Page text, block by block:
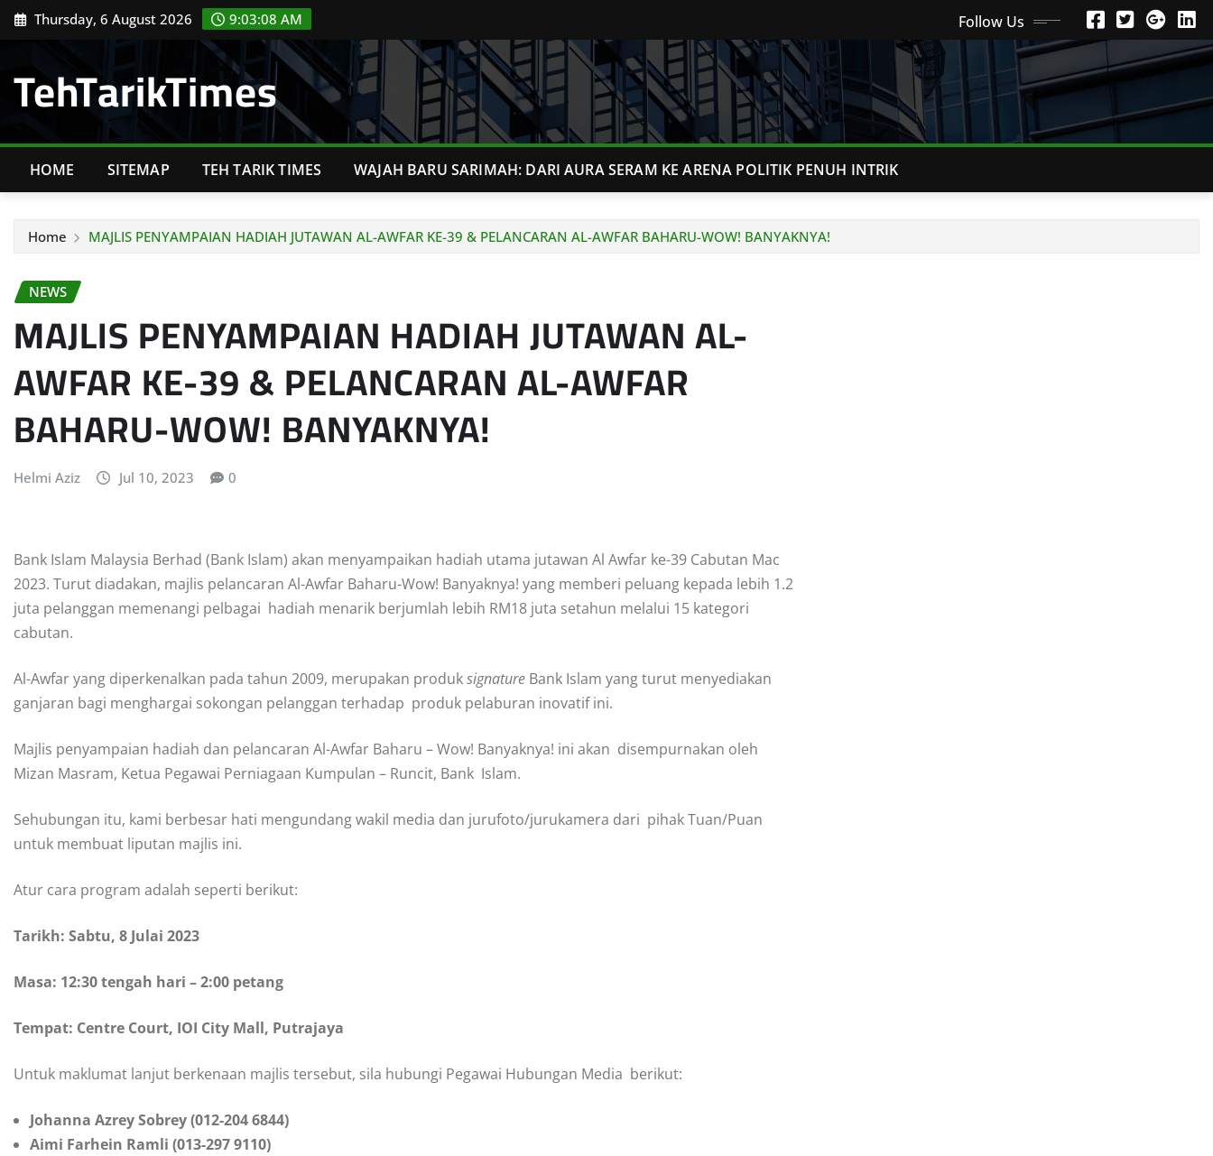
Skip Thursday, 6 August 2026 9:03:09 AM Follow Us
TehTarikTimes
HOME SITEMAP TEH TARIK TIMES WAJAH BARU SARIMAH: DARI AURA SERAM KE ARENA POLITIK PENUH INTRIK
Home MAJLIS PENYAMPAIAN HADIAH JUTAWAN AL-AWFAR KE-39 & PELANCARAN AL-AWFAR BAHARU-WOW! BANYAKNYA!
NEWS
MAJLIS PENYAMPAIAN HADIAH JUTAWAN AL-
AWFAR KE-39 & PELANCARAN AL-AWFAR
BAHARU-WOW! BANYAKNYA!
Helmi Aziz Jul 10, 2023 0
Bank Islam Malaysia Berhad (Bank Islam) akan menyampaikan hadiah utama jutawan Al Awfar ke-39 Cabutan Mac
2023. Turut diadakan, majlis pelancaran Al-Awfar Baharu-Wow! Banyaknya! yang memberi peluang kepada lebih 1.2
juta pelanggan memenangi pelbagai hadiah menarik berjumlah lebih RM18 juta setahun melalui 15 kategori
cabutan.
Al-Awfar yang diperkenalkan pada tahun 2009, merupakan produksignature Bank Islam yang turut menyediakan
ganjaran bagi menghargai sokongan pelanggan terhadap produk pelaburan inovatif ini.
Majlis penyampaian hadiah dan pelancaran Al-Awfar Baharu – Wow! Banyaknya! ini akan disempurnakan oleh
Mizan Masram, Ketua Pegawai Perniagaan Kumpulan – Runcit, Bank Islam.
Sehubungan itu, kami berbesar hati mengundang wakil media dan jurufoto/jurukamera dari pihak Tuan/Puan
untuk membuat liputan majlis ini.
Atur cara program adalah seperti berikut:
Tarikh: Sabtu, 8 Julai 2023
Masa: 12:30 tengah hari – 2:00 petang
Tempat: Centre Court, IOI City Mall, Putrajaya
Untuk maklumat lanjut berkenaan majlis tersebut, sila hubungi Pegawai Hubungan Media berikut:
Johanna Azrey Sobrey (012-204 6844)
Aimi Farhein Ramli (013-297 9110)